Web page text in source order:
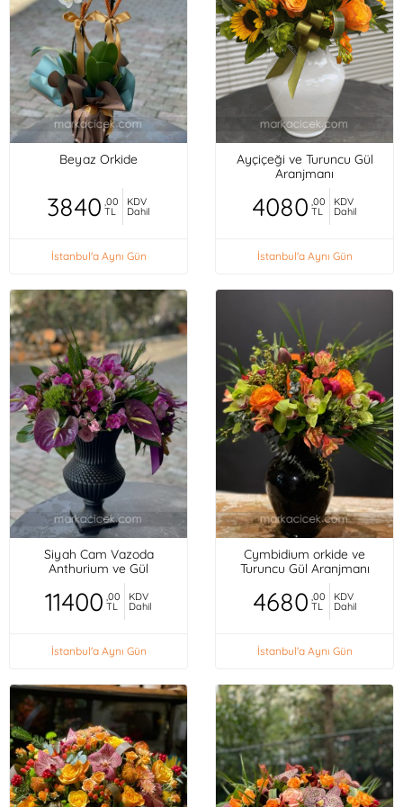
Beyaz Orkide
3840 ,00
TL
KDV
Dahil
İstanbul'a Aynı Gün
Ayçiçeği ve Turuncu Gül
Aranjmanı
4080 ,00
TL
KDV
Dahil
İstanbul'a Aynı Gün
Siyah Cam Vazoda
Anthurium ve Gül
11400 ,00
TL
KDV
Dahil
İstanbul'a Aynı Gün
Cymbidium orkide ve
Turuncu Gül Aranjmanı
4680 ,00
TL
KDV
Dahil
İstanbul'a Aynı Gün